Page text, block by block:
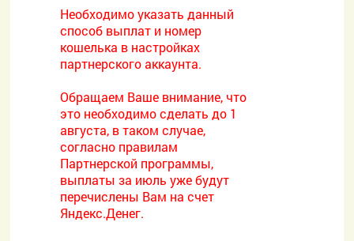
Необходимо указать данный
способ выплат и номер
кошелька в настройках
партнерского аккаунта.
Обращаем Ваше внимание, что
это необходимо сделать до 1
августа, в таком случае,
согласно правилам
Партнерской программы,
выплаты за июль уже будут
перечислены Вам на счет
Яндекс.Денег.